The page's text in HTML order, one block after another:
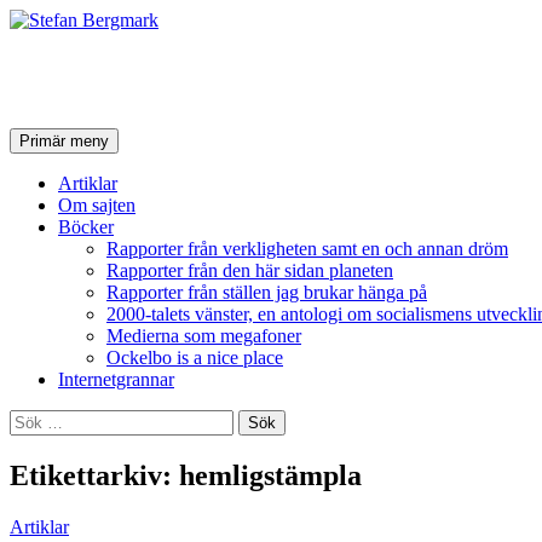
SökPrimär meny Hoppa
till
innehåll
Artiklar
Om sajten
Böcker
Rapporter från verkligheten samt en och annan dröm
Rapporter från den här sidan planeten
Rapporter från ställen jag brukar hänga på
2000-talets vänster, en antologi om socialismens
Medierna som megafoner
Ockelbo is a nice place
Internetgrannar
Sök
efter:
Etikettarkiv: hemligstämpla
Artiklar